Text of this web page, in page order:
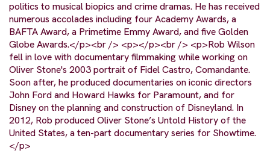
politics to musical biopics and crime dramas. He has received
numerous accolades including four Academy Awards, a
BAFTA Award, a Primetime Emmy Award, and five Golden
Globe Awards.</p><br /> <p></p><br /> <p>Rob Wilson
fell in love with documentary filmmaking while working on
Oliver Stone's 2003 portrait of Fidel Castro, Comandante.
Soon after, he produced documentaries on iconic directors
John Ford and Howard Hawks for Paramount, and for
Disney on the planning and construction of Disneyland. In
2012, Rob produced Oliver Stone’s Untold History of the
United States, a ten-part documentary series for Showtime.
</p>